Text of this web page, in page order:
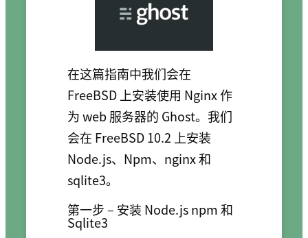
在这篇指南中我们会在
FreeBSD 上安装使用 Nginx 作
为 web 服务器的 Ghost。我们
会在 FreeBSD 10.2 上安装
Node.js、Npm、nginx 和
sqlite3。
第一步 – 安装 Node.js npm 和
Sqlite3